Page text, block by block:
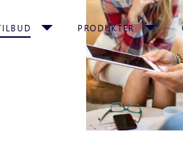
PRODUKTER